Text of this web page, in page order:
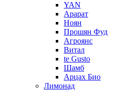
YAN
Арарат
Ноян
Прошян Фуд
Агроянс
Витал
te Gusto
Шамб
Арцах Био
Лимонад